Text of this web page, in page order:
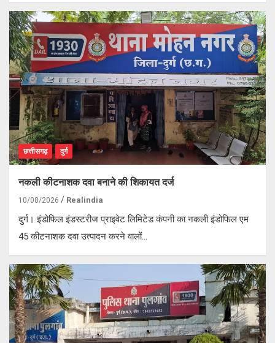
छत्तीसगढ़ दुर्ग
नकली कीटनाशक दवा बनाने की शिकायत दर्ज
10/08/2026 Realindia
दुर्ग। इंडोफिल इंडस्टरीज प्राइवेट लिमिटेड कंपनी का नकली इंडोफिल एम
45 कीटनाशक दवा उत्पादन करने वालों…